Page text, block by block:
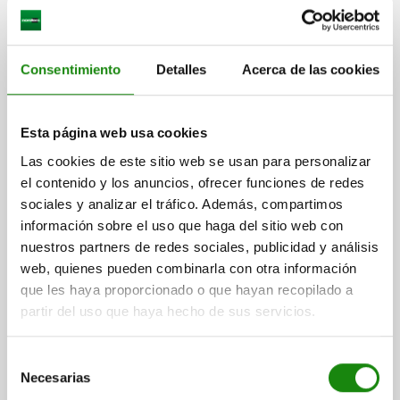
Consentimiento Detalles Acerca de las cookies
Esta página web usa cookies
Las cookies de este sitio web se usan para personalizar
el contenido y los anuncios, ofrecer funciones de redes
sociales y analizar el tráfico. Además, compartimos
información sobre el uso que haga del sitio web con
nuestros partners de redes sociales, publicidad y análisis
web, quienes pueden combinarla con otra información
que les haya proporcionado o que hayan recopilado a
partir del uso que haya hecho de sus servicios.
Necesarias
TEMPLE+REVENI., D=24
DIÁMETRO MÁX.=24 DIÁMETRO MÍN.=19 H MÍN. =26
H MÁX. =35
TIPO DE ROSCA=ROSCA INTERIOR
ROSCA=M6
L2=4
D2=12 D3=17,8 L MÍN.=4,5 SW=15
SW1=5
FUERZA DE SUJECIÓN MÁX. KN=4
PAR DE APRIETE MÁX. NM=10
$2,088.65
más IVA.
DETALLES
03165 IG